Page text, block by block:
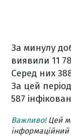
За минулу
виявили 11
Серед них
За цей
587
Важливо!Цей